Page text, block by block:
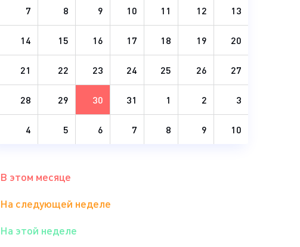
7 8 9 10 11 12 13
14 15 16 17 18 19 20
21 22 23 24 25 26 27
28 29 30 31 1 2 3
4 5 6 7 8 9 10
В этом месяце
На следующей неделе
На этой неделе